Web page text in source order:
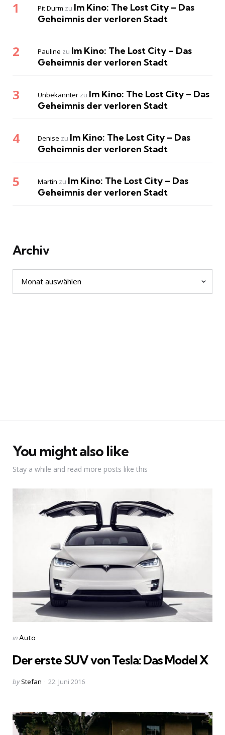
Pit Durm zu Im Kino: The Lost City – Das
Geheimnis der verloren Stadt
Pauline zu Im Kino: The Lost City – Das
Geheimnis der verloren Stadt
Unbekannter zu Im Kino: The Lost City – Das
Geheimnis der verloren Stadt
Denise zu Im Kino: The Lost City – Das
Geheimnis der verloren Stadt
Martin zu Im Kino: The Lost City – Das
Geheimnis der verloren Stadt
Archiv
Archiv
You might also like
Stay a while and read more posts like this
Categories
Posted
inAuto
Der erste SUV von Tesla: Das Model X
Posted
by Stefan 22. Juni 2016